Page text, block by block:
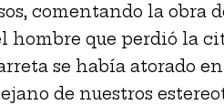
comentando la obra
hombre que perdió la
se había atorado
de nuestros